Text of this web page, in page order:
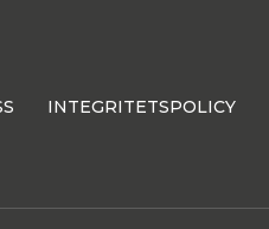
INTEGRITETSPOLICY